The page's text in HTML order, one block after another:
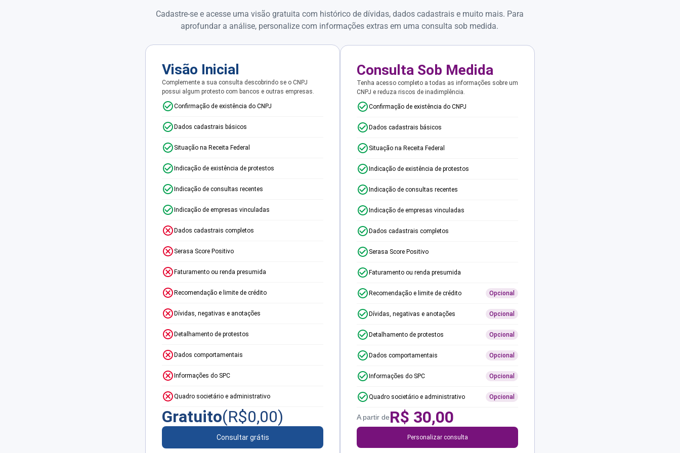
Cadastre-se e acesse uma visão gratuita com histórico de dívidas, dados cadastrais e muito mais. Para
aprofundar a análise, personalize com informações extras em uma consulta sob medida.
Visão Inicial
Complemente a sua consulta descobrindo se o CNPJ
possui algum protesto com bancos e outras empresas.
Confirmação de existência do CNPJ
Dados cadastrais básicos
Situação na Receita Federal
Indicação de existência de protestos
Indicação de consultas recentes
Indicação de empresas vinculadas
Dados cadastrais completos
Serasa Score Positivo
Faturamento ou renda presumida
Recomendação e limite de crédito
Dívidas, negativas e anotações
Detalhamento de protestos
Dados comportamentais
Informações do SPC
Quadro societário e administrativo
Gratuito(R$0,00)
Consultar grátis
Consulta Sob Medida
Tenha acesso completo a todas as informações sobre um
CNPJ e reduza riscos de inadimplência.
Confirmação de existência do CNPJ
Dados cadastrais básicos
Situação na Receita Federal
Indicação de existência de protestos
Indicação de consultas recentes
Indicação de empresas vinculadas
Dados cadastrais completos
Serasa Score Positivo
Faturamento ou renda presumida
Recomendação e limite de crédito Opcional
Dívidas, negativas e anotações Opcional
Detalhamento de protestos Opcional
Dados comportamentais Opcional
Informações do SPC Opcional
Quadro societário e administrativo Opcional
A partir deR$ 30,00
Personalizar consulta